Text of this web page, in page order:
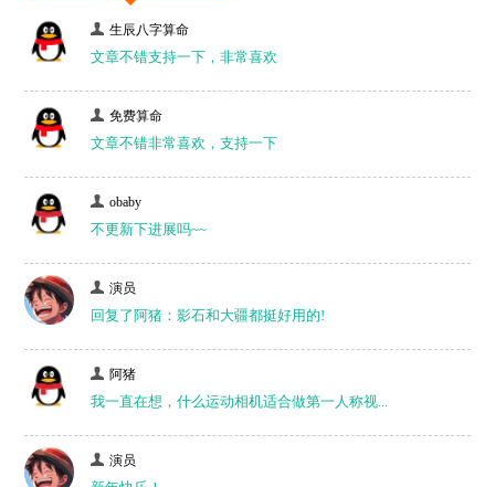
生辰八字算命
文章不错支持一下，非常喜欢
免费算命
文章不错非常喜欢，支持一下
obaby
不更新下进展吗~~
演员
回复了阿猪：影石和大疆都挺好用的!
阿猪
我一直在想，什么运动相机适合做第一人称视...
演员